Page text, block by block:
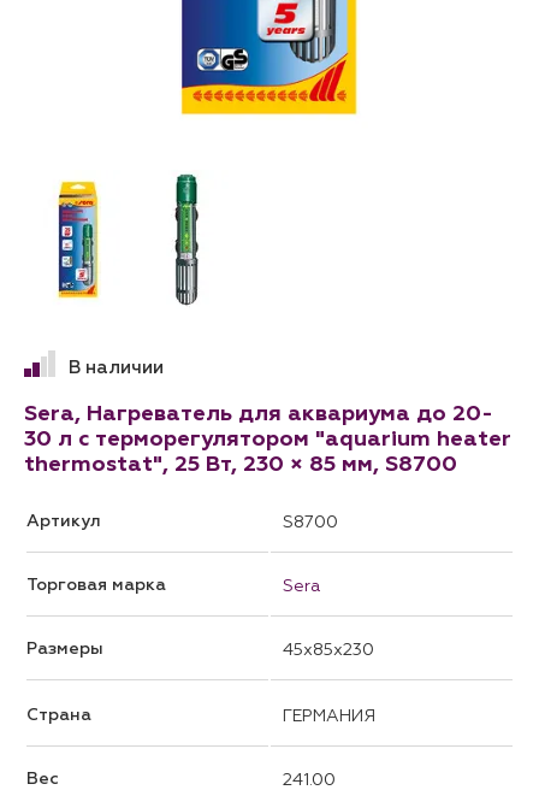
В наличии
Sera, Нагреватель для аквариума до 20-
30 л с терморегулятором "aquarium heater
thermostat", 25 Вт, 230 × 85 мм, S8700
Артикул S8700
Торговая марка Sera
Размеры 45x85x230
Страна ГЕРМАНИЯ
Вес 241.00